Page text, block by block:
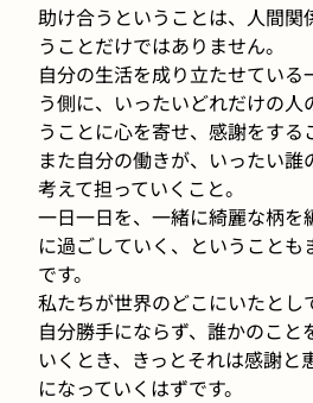
助け合うということは、人間関
うことだけではありません。
自分の生活を成り立たせている
う側に、いったいどれだけの
うことに心を寄せ、感謝をする
また自分の働きが、いったい誰
考えて担っていくこと。
一日一日を、一緒に綺麗な柄を
に過ごしていく、ということ
です。
私たちが世界のどこにいたとし
自分勝手にならず、誰かのこと
いくとき、きっとそれは感謝と
になっていくはずです。